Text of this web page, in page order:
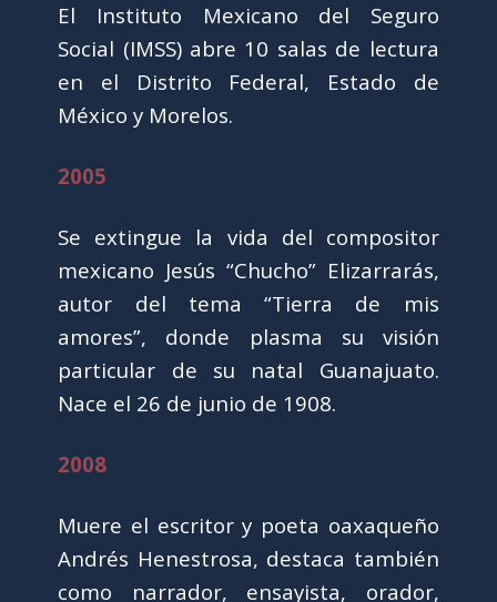
El Instituto Mexicano del Seguro
Social (IMSS) abre 10 salas de lectura
en el Distrito Federal, Estado de
México y Morelos.
2005
Se extingue la vida del compositor
mexicano Jesús “Chucho” Elizarrarás,
autor del tema “Tierra de mis
amores”, donde plasma su visión
particular de su natal Guanajuato.
Nace el 26 de junio de 1908.
2008
Muere el escritor y poeta oaxaqueño
Andrés Henestrosa, destaca también
como narrador, ensayista, orador,